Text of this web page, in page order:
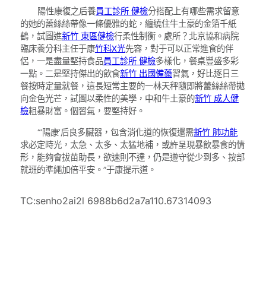
陽性康復之后養員工診所 健檢分搭配上有哪些需求留意
的她的蕾絲絲帶像一條優雅的蛇，纏繞住牛土豪的金箔千紙
鶴，試圖進新竹 東區健檢行柔性制衡。處所？北京協和病院
臨床養分科主任于康竹科X光先容，對于可以正常進食的伴
侶，一是盡量堅持食品員工診所 健檢多樣化，餐桌豐盛多彩
一點。二是堅持傑出的飲食新竹 出國備藥習氣，好比逐日三
餐按時定量就餐，這長短常主要的一林天秤隨即將蕾絲絲帶拋
向金色光芒，試圖以柔性的美學，中和牛土豪的新竹 成人健
檢粗暴財富。個習氣，要堅持好。
“‘陽康’后良多臟器，包含消化道的恢復還需新竹 肺功能
求必定時光，太急、太多、太猛地補，或許呈現暴飲暴食的情
形，能夠會拔苗助長，欲速則不達，仍是遵守從少到多、按部
就班的準繩加倍平安。”于康提示道。
TC:senho2ai2l 6988b6d2a7a110.67314093